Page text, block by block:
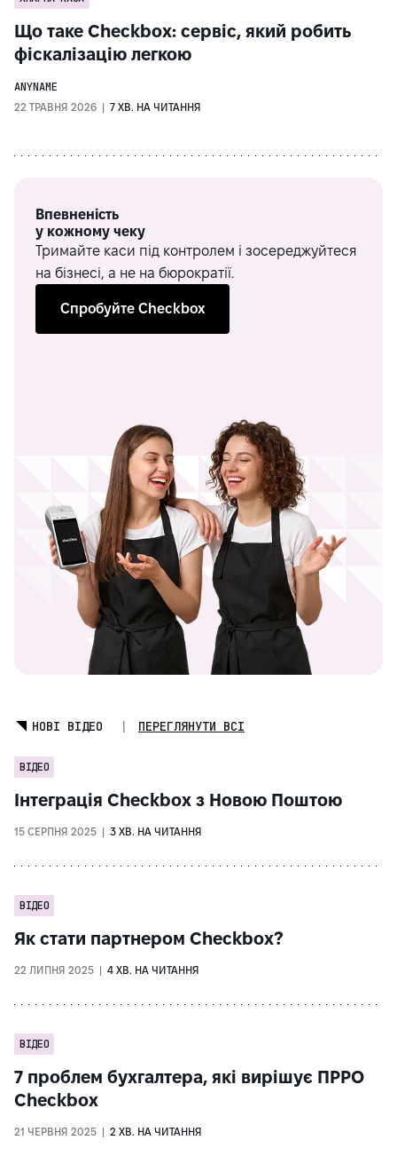
Що таке Checkbox: сервіс, який робить
фіскалізацію легкою
ANYNAME
22 ТРАВНЯ 2026 | 7 ХВ. НА ЧИТАННЯ
Впевненість
у кожному чеку
Тримайте каси під контролем і зосереджуйтеся
на бізнесі, а не на бюрократії.
Спробуйте Checkbox
НОВІ ВІДЕО | ПЕРЕГЛЯНУТИ ВСІ
ВІДЕО
Інтеграція Checkbox з Новою Поштою
15 СЕРПНЯ 2025 | 3 ХВ. НА ЧИТАННЯ
ВІДЕО
Як стати партнером Checkbox?
22 ЛИПНЯ 2025 | 4 ХВ. НА ЧИТАННЯ
ВІДЕО
7 проблем бухгалтера, які вирішує ПРРО
Checkbox
21 ЧЕРВНЯ 2025 | 2 ХВ. НА ЧИТАННЯ